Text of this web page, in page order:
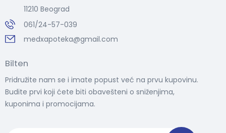
11210 Beograd
061/24-57-039
medxapoteka@gmail.com
Bilten
Pridružite nam se i imate popust već na prvu kupovinu.
Budite prvi koji ćete biti obavešteni o sniženjima,
kuponima i promocijama.